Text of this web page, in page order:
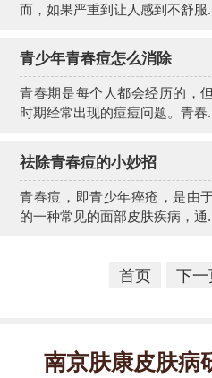
而，如果严重到让人感到不舒服
青少年青春痘怎么消除
青春期是每个人都会经历的，
时期经常出现的痘痘问题。青春
祛除青春痘的小妙招
青春痘，即青少年痤疮，是由
的一种常见的面部皮肤疾病，通
首页 下一
南京肤康皮肤病